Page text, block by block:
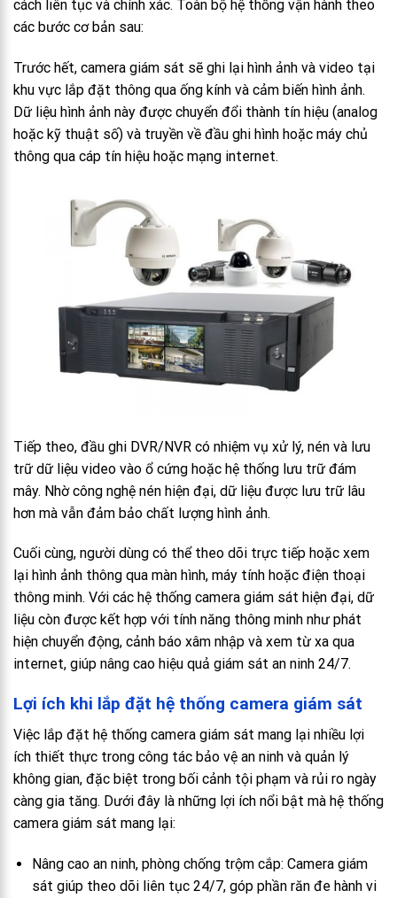
cách liên tục và chính xác. Toàn bộ hệ thống vận hành theo
các bước cơ bản sau:
Trước hết, camera giám sát sẽ ghi lại hình ảnh và video tại
khu vực lắp đặt thông qua ống kính và cảm biến hình ảnh.
Dữ liệu hình ảnh này được chuyển đổi thành tín hiệu (analog
hoặc kỹ thuật số) và truyền về đầu ghi hình hoặc máy chủ
thông qua cáp tín hiệu hoặc mạng internet.
Tiếp theo, đầu ghi DVR/NVR có nhiệm vụ xử lý, nén và lưu
trữ dữ liệu video vào ổ cứng hoặc hệ thống lưu trữ đám
mây. Nhờ công nghệ nén hiện đại, dữ liệu được lưu trữ lâu
hơn mà vẫn đảm bảo chất lượng hình ảnh.
Cuối cùng, người dùng có thể theo dõi trực tiếp hoặc xem
lại hình ảnh thông qua màn hình, máy tính hoặc điện thoại
thông minh. Với các hệ thống camera giám sát hiện đại, dữ
liệu còn được kết hợp với tính năng thông minh như phát
hiện chuyển động, cảnh báo xâm nhập và xem từ xa qua
internet, giúp nâng cao hiệu quả giám sát an ninh 24/7.
Lợi ích khi lắp đặt hệ thống camera giám sát
Việc lắp đặt hệ thống camera giám sát mang lại nhiều lợi
ích thiết thực trong công tác bảo vệ an ninh và quản lý
không gian, đặc biệt trong bối cảnh tội phạm và rủi ro ngày
càng gia tăng. Dưới đây là những lợi ích nổi bật mà hệ thống
camera giám sát mang lại:
Nâng cao an ninh, phòng chống trộm cắp: Camera giám
sát giúp theo dõi liên tục 24/7, góp phần răn đe hành vi